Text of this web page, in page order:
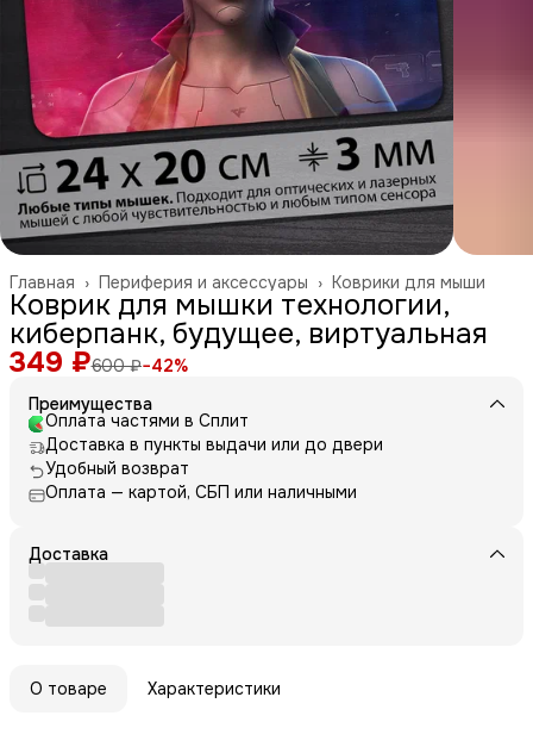
Коврики для мыши
Периферия и аксессуары ›
Главная ›
Коврик для мышки технологии,
киберпанк, будущее, виртуальная
349 ₽600 ₽−42%
Преимущества
Оплата частями в Сплит
Доставка в пункты выдачи или до двери
Удобный возврат
Оплата — картой, СБП или наличными
Доставка
О товаре Характеристики